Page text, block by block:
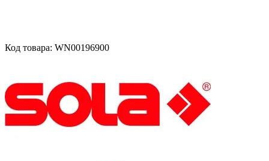
Код товара: WN00196900